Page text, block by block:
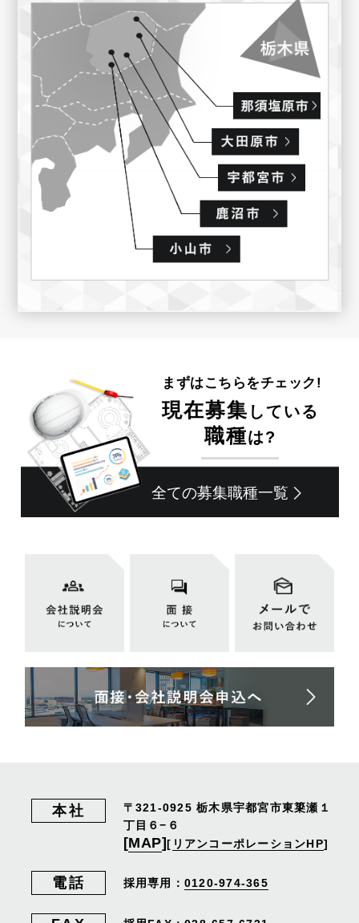
まずはこちらをチェック!
現在募集 している
職種は?
全ての募集職種一覧
本社 〒321-0925栃木県宇都宮市東簗瀬１
丁目６−６
[MAP][ リアンコーポレーションHP]
電話 採用専用： 0120-974-365